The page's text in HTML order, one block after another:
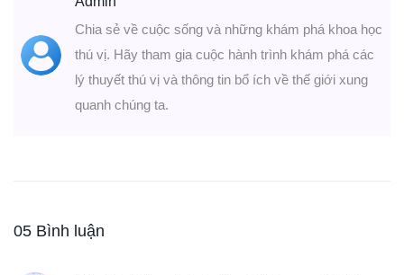
Chia sẻ về cuộc sống và những khám phá khoa học
thú vị. Hãy tham gia cuộc hành trình khám phá các
lý thuyết thú vị và thông tin bổ ích về thế giới xung
quanh chúng ta.
05 Bình luận